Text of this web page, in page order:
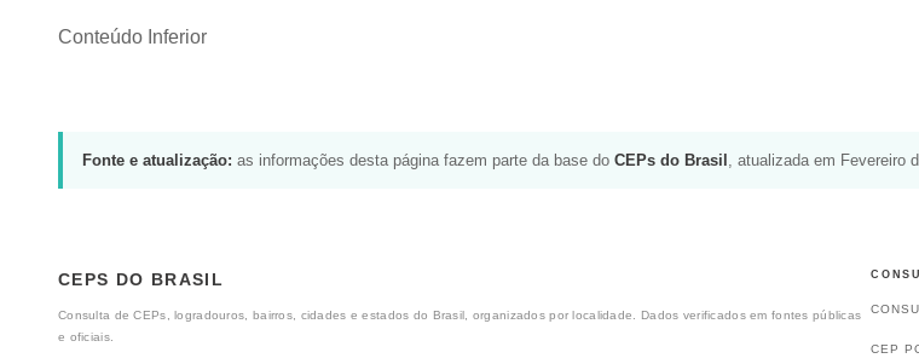
Conteúdo Inferior
Fonte e atualização: as informações desta página fazem parte da base do CEPs do Brasil , atualizada em Fevereiro
CEPS DO BRASIL
Consulta de CEPs, logradouros, bairros, cidades e estados do Brasil, organizados por localidade. Dados verificados em fontes públicas
e oficiais.
CEP